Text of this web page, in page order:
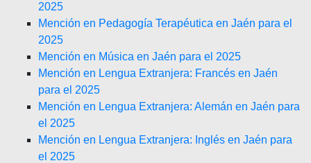
2025
Mención en Pedagogía Terapéutica en Jaén para el
2025
Mención en Música en Jaén para el 2025
Mención en Lengua Extranjera: Francés en Jaén
para el 2025
Mención en Lengua Extranjera: Alemán en Jaén para
el 2025
Mención en Lengua Extranjera: Inglés en Jaén para
el 2025